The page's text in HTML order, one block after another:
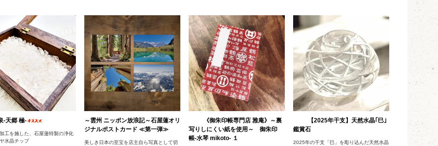
‐天郷 極‐
工を施した、石屋蓮特製の浄化
水晶チップ
～雲州 ニッポン放浪記～石屋蓮オリ
ジナルポストカード ≪第一弾≫
美しき日本の至宝を店主自ら写真として切
《御朱印帳専門店 雅庵》～裏
写りしにくい紙を使用～ 御朱印
帳-水琴 mikoto- １
【2025年干支】天然水晶｢巳｣
鑑賞石
2025年の干支「巳」を彫り込んだ天然水晶